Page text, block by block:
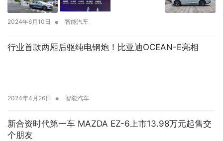
2024年6月10日 • 智能汽车
行业首款两厢后驱纯电钢炮！比亚迪OCEAN-E亮相
2024年4月26日 • 智能汽车
新合资时代第一车 MAZDA EZ-6上市13.98万元起售交
个朋友